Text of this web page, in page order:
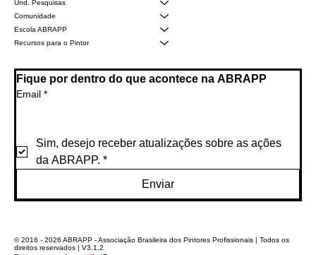
Und. Pesquisas
Comunidade
Escola ABRAPP
Recursos para o Pintor
Fique por dentro do que acontece na ABRAPP
Email *
Sim, desejo receber atualizações sobre as ações
da ABRAPP. *
Enviar
© 2016 - 2026 ABRAPP - Associação Brasileira dos Pintores Profissionais | Todos os
direitos reservados | V3.1.2